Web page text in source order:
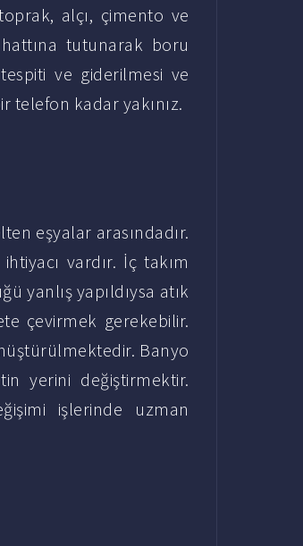
alçı, çimento ve
tutunarak boru
ve giderilmesi ve
telefon kadar yakınız.
eşyalar arasındadır.
vardır. İç takım
yanlış yapıldıysa atık
çevirmek gerekebilir.
Banyo
yerini değiştirmektir.
işlerinde uzman